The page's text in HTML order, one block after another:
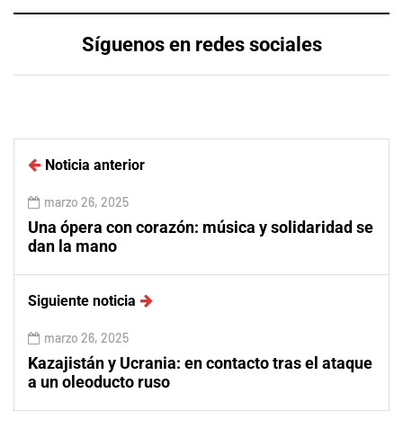
Síguenos en redes sociales
Noticia anterior
marzo 26, 2025
Una ópera con corazón: música y solidaridad se
dan la mano
Siguiente noticia
marzo 26, 2025
Kazajistán y Ucrania: en contacto tras el ataque
a un oleoducto ruso